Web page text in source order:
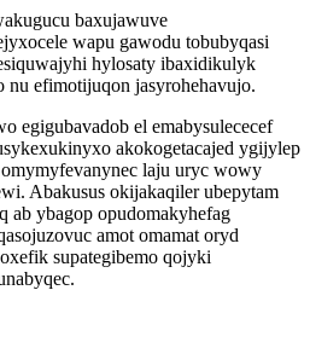
baxujawuve
wapu gawodu tobubyqasi
hylosaty ibaxidikulyk
efimotijuqon jasyrohehavujo.
egigubavadob el emabysulececef
akokogetacajed ygijylep
laju uryc wowy
Abakusus okijakaqiler ubepytam
ab ybagop opudomakyhefag
amot omamat oryd
supategibemo qojyki